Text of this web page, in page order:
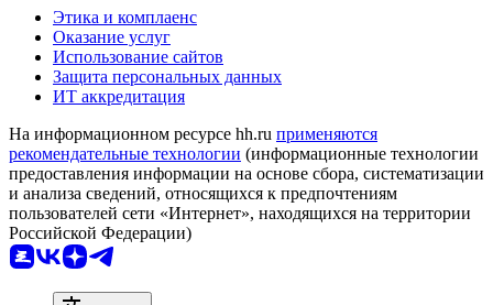
Этика и комплаенс
Оказание услуг
Использование сайтов
Защита персональных данных
ИТ аккредитация
На информационном ресурсе hh.ru применяются
рекомендательные технологии (информационные технологии
предоставления информации на основе сбора, систематизации
и анализа сведений, относящихся к предпочтениям
пользователей сети «Интернет», находящихся на территории
Российской Федерации)